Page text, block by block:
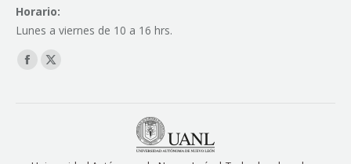
Horario:
Lunes a viernes de 10 a 16 hrs.
Find us on:
Facebook
X